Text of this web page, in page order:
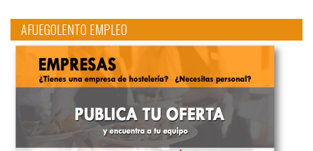
AFUEGOLENTO EMPLEO